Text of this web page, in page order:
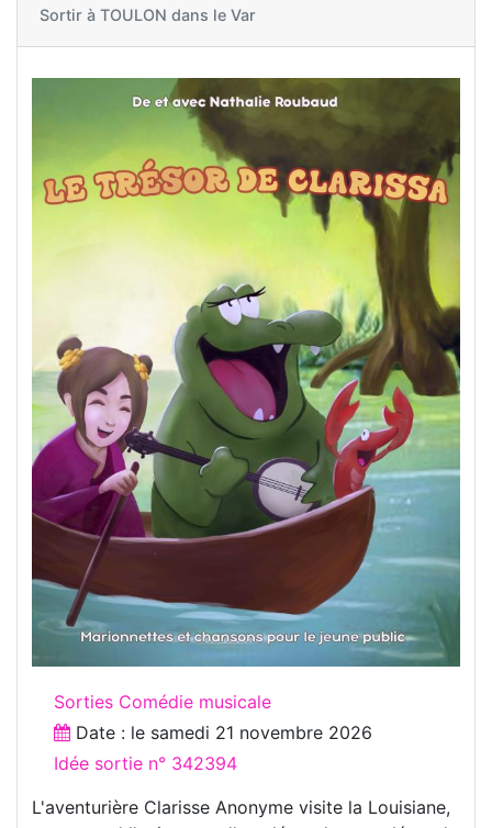
Sortir à TOULON dans le Var
Sorties Comédie musicale
Date : le samedi 21 novembre 2026
Idée sortie n° 342394
L'aventurière Clarisse Anonyme visite la Louisiane,